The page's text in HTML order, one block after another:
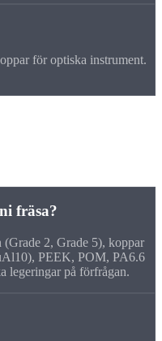
för optiska instrument.
fräsa?
2, Grade 5), koppar
PEEK, POM, PA6.6
legeringar på förfrågan.